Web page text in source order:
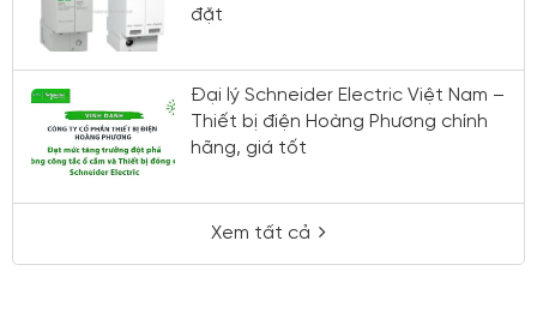
đặt
Đại lý Schneider Electric Việt Nam –
Thiết bị điện Hoàng Phương chính
hãng, giá tốt
Xem tất cả